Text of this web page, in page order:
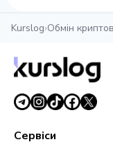
Kurslog›Обмін
Сервіси